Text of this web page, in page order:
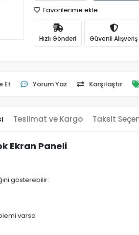
Favorilerime ekle
Hızlı Gönderi Güvenli Alışveriş
Et Yorum Yaz Karşılaştır
Teslimat ve Kargo Taksit
Ekran Paneli
gösterebilir:
varsa